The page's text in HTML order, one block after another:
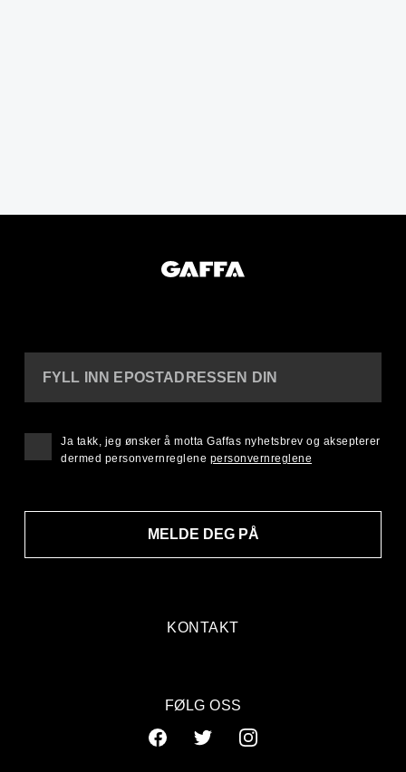
KONTAKT
FYLL INN EPOSTADRESSEN DIN
MELDE DEG PÅ
Ja takk, jeg ønsker å motta Gaffas nyhetsbrev og aksepterer
dermed personvernreglene personvernreglene
FØLG OSS